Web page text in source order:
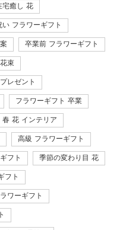
宅癒し 花
い フラワーギフト
卒業前 フラワーギフト
束
レゼント
フラワーギフト 卒業
春 花 インテリア
高級 フラワーギフト
フト 季節の変わり目 花
フト
ワーギフト